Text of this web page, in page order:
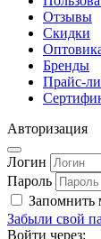
Отзывы
Скидки
Бренды
Прайс-
Авторизация
Логин
Пароль
Запомнить
Забыли свой
Войти через: